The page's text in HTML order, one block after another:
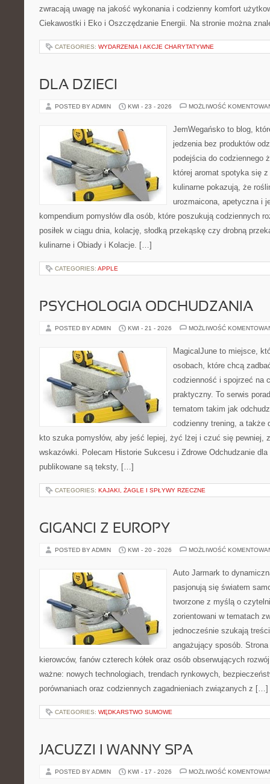
zwracają uwagę na jakość wykonania i codzienny komfort
Ciekawostki i Eko i Oszczędzanie Energii. Na stronie można
CATEGORIES: WYDARZENIA I AKCJE CHARYTATYWNE
DLA DZIECI
POSTED BY ADMIN KWI - 23 - 2026 MOŻLIWOŚĆ
JemWegańsko to blog,
jedzenia bez produktów
podejścia do codziennego
której aromat spotyka się
kulinarne pokazują, że
urozmaicona, apetyczna i
kompendium pomysłów dla osób, które poszukują codziennych
posiłek w ciągu dnia, kolację, słodką przekąskę czy drobną
kulinarne i Obiady i Kolacje. […]
CATEGORIES: APPLE
PSYCHOLOGIA ODCHUDZANIA
POSTED BY ADMIN KWI - 21 - 2026 MOŻLIWOŚĆ
MagicalJune to miejsce,
osobach, które chcą
codzienność i spojrzeć na
praktyczny. To serwis
tematom takim jak
codzienny trening, a także
kto szuka pomysłów, aby jeść lepiej, żyć lżej i czuć się pewniej,
wskazówki. Polecam Historie Sukcesu i Zdrowe Odchudzanie
publikowane są teksty, […]
CATEGORIES: KAJAKI, ŻAGLE I SPŁYWY RZECZNE
GIGANCI Z EUROPY
POSTED BY ADMIN KWI - 20 - 2026 MOŻLIWOŚĆ
Auto Jarmark to
pasjonują się światem
tworzone z myślą o
zorientowani w tematach
jednocześnie szukają
angażujący sposób.
kierowców, fanów czterech kółek oraz osób obserwujących
ważne: nowych technologiach, trendach rynkowych,
porównaniach oraz codziennych zagadnieniach związanych z […]
CATEGORIES: WĘDKARSTWO SUMOWE
JACUZZI I WANNY SPA
POSTED BY ADMIN KWI - 17 - 2026 MOŻLIWOŚĆ